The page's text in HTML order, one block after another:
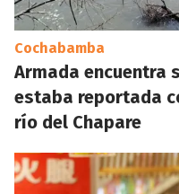
Cochabamba
Armada encuentra
estaba reportada
río del Chapare